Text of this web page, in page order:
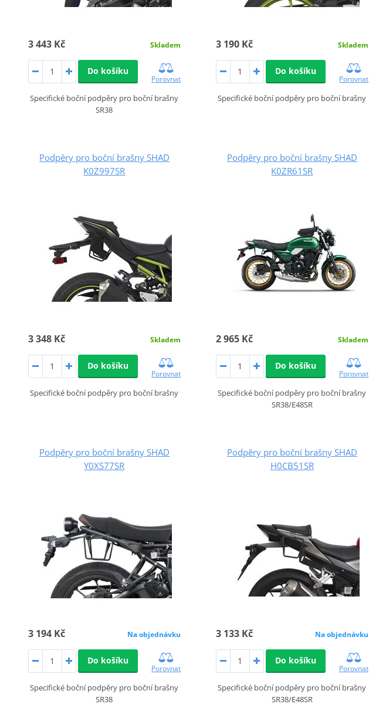
3 443 Kč Skladem
Do košíku
Porovnat
Specifické boční podpěry pro boční brašny
SR38
3 190 Kč Skladem
Do košíku
Porovnat
Specifické boční podpěry pro boční brašny
Podpěry pro boční brašny SHAD
K0Z997SR
3 348 Kč Skladem
Do košíku
Porovnat
Specifické boční podpěry pro boční brašny
Podpěry pro boční brašny SHAD
K0ZR61SR
2 965 Kč Skladem
Do košíku
Porovnat
Specifické boční podpěry pro boční brašny
SR38/E48SR
Podpěry pro boční brašny SHAD
Y0XS77SR
3 194 Kč Na objednávku
Do košíku
Porovnat
Specifické boční podpěry pro boční brašny
SR38
Podpěry pro boční brašny SHAD
H0CB51SR
3 133 Kč Na objednávku
Do košíku
Porovnat
Specifické boční podpěry pro boční brašny
SR38/E48SR